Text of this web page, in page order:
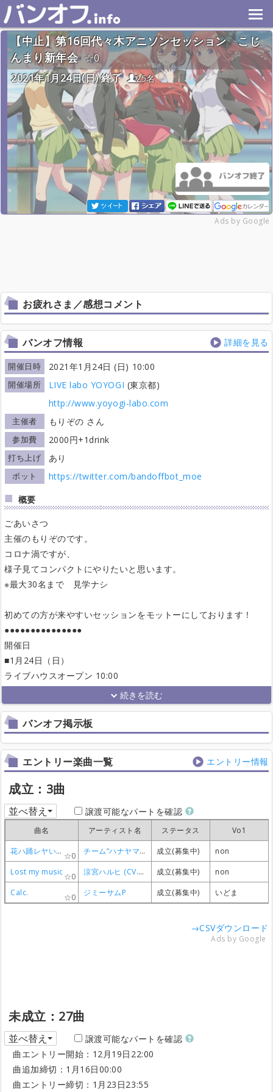
【中止】第16回代々木アニソンセッション こじ
んまり新年会
0
2021年1月24日(日) 終了
25名
Ads by Google
お疲れさま／感想コメント
バンオフ情報 詳細を見る
開催日時 2021年1月24日 (日) 10:00
開催場所 LIVE labo YOYOGI (東京都)
http://www.yoyogi-labo.com
主催者 もりぞの さん
参加費 2000円+1drink
打ち上げ あり
ボット
https://twitter.com/bandoffbot_moe
概要
ごあいさつ
主催のもりぞのです。
コロナ渦ですが、
様子見てコンパクトにやりたいと思います。
※最大30名まで 見学ナシ
初めての方が来やすいセッションをモットーにしております！
●●●●●●●●●●●●●●●
開催日
■1月24日（日）
ライブハウスオープン 10:00
バンオフ掲示板
エントリー楽曲一覧 エントリー情報
成立：3曲
並べ替え 譲渡可能なパートを確認
曲名 アーティスト名 ステータス
Vo1
花ハ踊レヤいろはにほ
0 チーム“ハナヤマタ” 成立(募集中)
non
Lost my music
0 涼宮ハルヒ (CV.平野 綾) 成立(募集中)
non
Calc.
0 ジミーサムP 成立(募集中) いどま
曲名 アーティスト名 ステータス
Vo1
花ハ踊レヤいろはにほ
0 チーム“ハナヤマタ” 成立(募集中)
non
Lost my music
0 涼宮ハルヒ (CV.平野 綾) 成立(募集中)
non
Calc.
0 ジミーサムP 成立(募集中) いどま
曲名 アーティスト名 ステータス
Vo1
花ハ踊レヤいろはにほ
0 チーム“ハナヤマタ” 成立(募集中)
non
Lost my music
0 涼宮ハルヒ (CV.平野 綾) 成立(募集中)
non
Calc.
0 ジミーサムP 成立(募集中) いどま
曲名 アーティスト名 ステータス
Vo1
花ハ踊レヤいろはにほ
0 チーム“ハナヤマタ” 成立(募集中)
non
Lost my music
0 涼宮ハルヒ (CV.平野 綾) 成立(募集中)
non
Calc.
0 ジミーサムP 成立(募集中) いどま
→CSVダウンロード
Ads by Google
未成立：27曲
並べ替え
譲渡可能なパートを確認
曲エントリー開始：12月19日22:00
曲追加締切：1月16日00:00
曲エントリー締切：1月23日23:55